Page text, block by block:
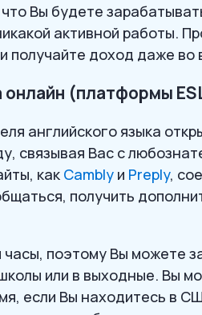
Вы будете
активной работы.
получайте доход даже во
онлайн (платформы
английского языка
связывая Вас с
как Cambly и Preply,
получить
поэтому Вы можете
или в выходные. Вы
если Вы находитесь в